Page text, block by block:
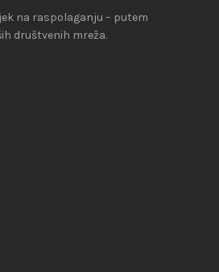
na raspolaganju – putem
društvenih mreža.